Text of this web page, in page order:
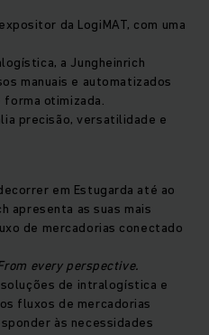
da LogiMAT, com uma
a Jungheinrich
manuais e automatizados
otimizada.
precisão, versatilidade e
em Estugarda até ao
apresenta as suas mais
de mercadorias conectado
every perspective.
de intralogística e
fluxos de mercadorias
às necessidades